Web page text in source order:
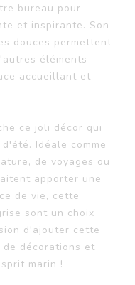
bureau pour
et inspirante. Son
douces permettent
éléments
accueillant et
ce joli décor qui
Idéale comme
de voyages ou
apporter une
de vie, cette
sont un choix
d'ajouter cette
décorations et
marin !